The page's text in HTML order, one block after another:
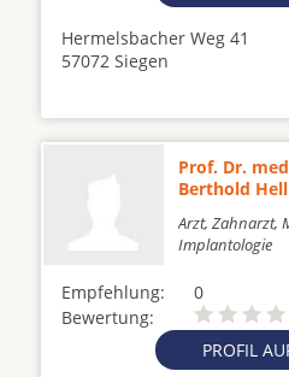
Hermelsbacher Weg 41
57072 Siegen
Prof. Dr.
Berthold Hell
Arzt, Zahnarzt,
Implantologie
Empfehlung:
0
Bewertung:
PROFIL